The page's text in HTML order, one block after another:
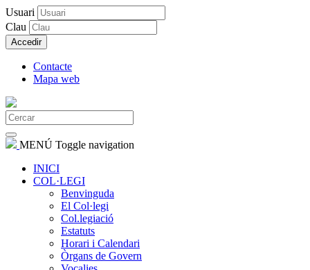
Usuari
Clau
Accedir
Contacte
Mapa web
MENÚ Toggle navigation
INICI
COL·LEGI
Benvinguda
El Col·legi
Col.legiació
Estatuts
Horari i Calendari
Òrgans de Govern